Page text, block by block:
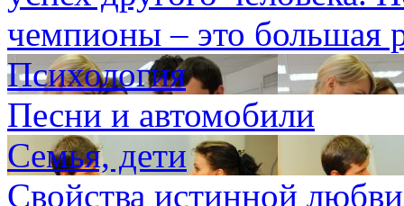
чемпионы – это большая
Психология
Песни и автомобили
Семья, дети
Свойства истинной любви